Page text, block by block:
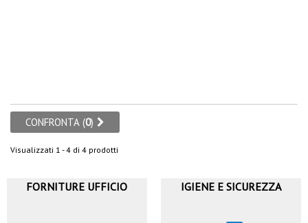
CONFRONTA (0)
Visualizzati 1 - 4 di 4 prodotti
FORNITURE UFFICIO IGIENE E SICUREZZA